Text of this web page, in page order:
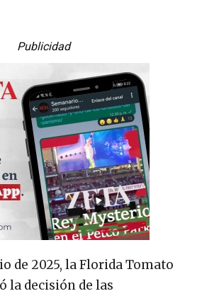
Publicidad
de 2025, la Florida Tomato
la decisión de las